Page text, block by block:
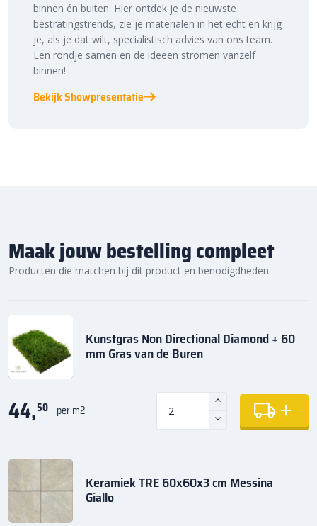
binnen én buiten. Hier ontdek je de nieuwste
bestratingstrends, zie je materialen in het echt en krijg
je, als je dat wilt, specialistisch advies van ons team.
Een rondje samen en de ideeën stromen vanzelf
binnen!
Bekijk Showpresentatie
Maak jouw bestelling compleet
Producten die matchen bij dit product en benodigdheden
Kunstgras Non Directional Diamond + 60
mm Gras van de Buren
44,50 per m2
Keramiek TRE 60x60x3 cm Messina
Giallo